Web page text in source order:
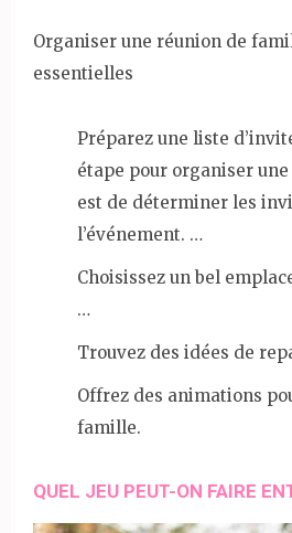
Organiser une réunion de
essentielles
Préparez une liste
étape pour organiser
est de déterminer les
l’événement. …
Choisissez un bel
…
Trouvez des idées de
Offrez des animations
famille.
QUEL JEU PEUT-ON FAIRE